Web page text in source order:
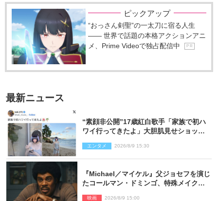
ピックアップ
“おっさん剣聖”の一太刀に宿る人生
―― 世界で話題の本格アクションアニ
メ、Prime Videoで独占配信中
P R
最新ニュース
“素顔非公開”17歳紅白歌手「家族で初ハ
ワイ行ってきたよ」大胆肌見せショット
エンタメ 2026/8/9 15:30
『Michael／マイケル』父ジョセフを演じ
たコールマン・ドミンゴ、特殊メイクに2
映画 2026/8/9 15:00